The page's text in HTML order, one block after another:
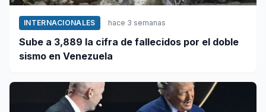
INTERNACIONALES hace 3 semanas
Sube a 3,889 la cifra de fallecidos por el doble
sismo en Venezuela